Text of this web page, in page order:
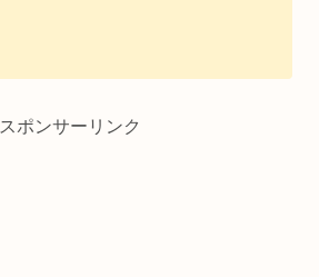
スポンサーリンク